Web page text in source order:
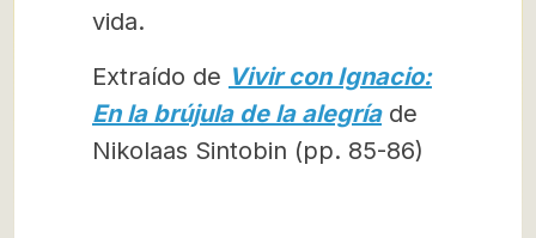
vida.
Extraído de Vivir con Ignacio:
En la brújula de la alegríade
Nikolaas Sintobin (pp. 85-86)